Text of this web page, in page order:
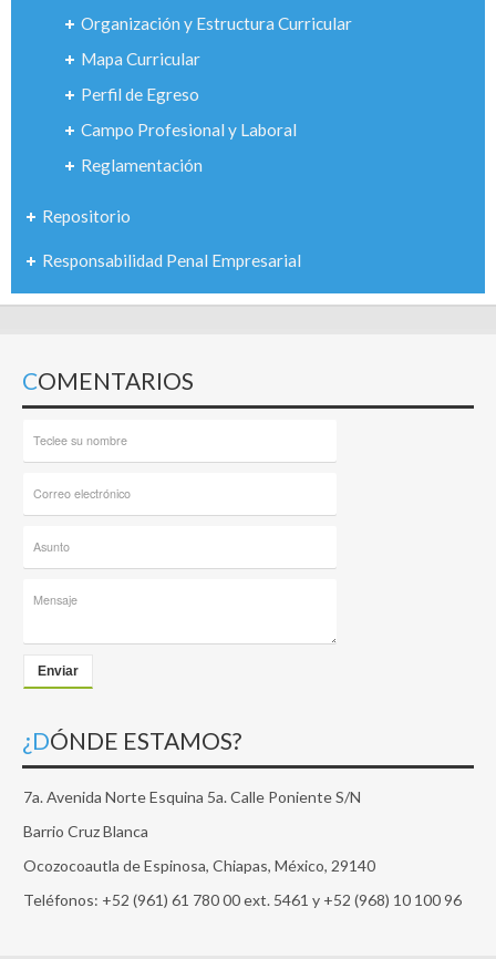
Organización y Estructura Curricular
Mapa Curricular
Perfil de Egreso
Campo Profesional y Laboral
Reglamentación
Repositorio
Responsabilidad Penal Empresarial
COMENTARIOS
Enviar
¿DÓNDE ESTAMOS?
7a. Avenida Norte Esquina 5a. Calle Poniente S/N
Barrio Cruz Blanca
Ocozocoautla de Espinosa, Chiapas, México, 29140
Teléfonos: +52 (961) 61 780 00 ext. 5461 y +52 (968) 10 100 96